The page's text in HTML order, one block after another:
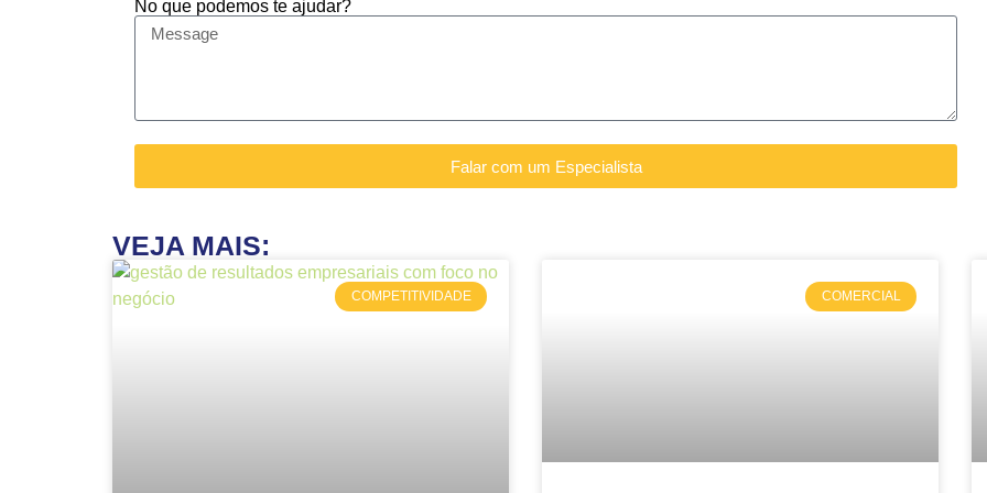
No que podemos te ajudar?
Falar com um Especialista
VEJA MAIS:
COMPETITIVIDADE COMERCIAL